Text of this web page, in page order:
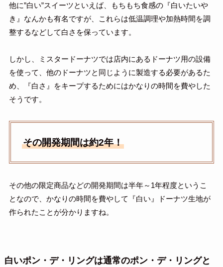
他に”白い”スイーツといえば、もちもち食感の『白いたいや
き』なんかも有名ですが、これらは低温調理や加熱時間を調
整するなどして白さを保っています。
しかし、ミスタードーナツでは店内にあるドーナツ用の設備
を使って、他のドーナツと同じように製造する必要があるた
め、『白さ』をキープするためにはかなりの時間を費やした
そうです。
その開発期間は約2年！
その他の限定商品などの開発期間は半年～1年程度というこ
となので、かなりの時間を費やして『白い』ドーナツ生地が
作られたことが分かりますね。
白いポン・デ・リングは通常のポン・デ・リングと